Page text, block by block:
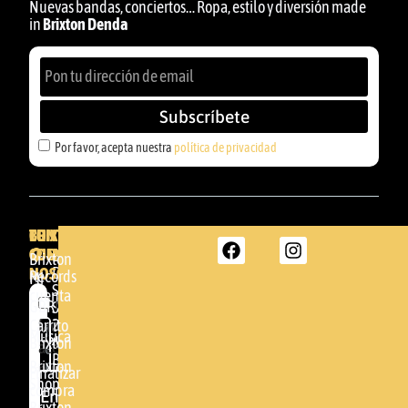
Nuevas bandas, conciertos… Ropa, estilo y diversión made
in Brixton Denda
Por favor, acepta nuestra política de privacidad
Subscríbete
BRIXTON
DENDA -
SHOP
Somera
24
48005 -
BILBAO
(+34)
BRIXTON
Brixton
Records
GBR
Música
Brixton
Shop
TU
CUENTA
Mi
cuenta
Carrito
Brixton
Finalizar
compra
CONTACTA
CON
NOSOTROS
Por
favor,
acepta
nuestra
política de
Enviar